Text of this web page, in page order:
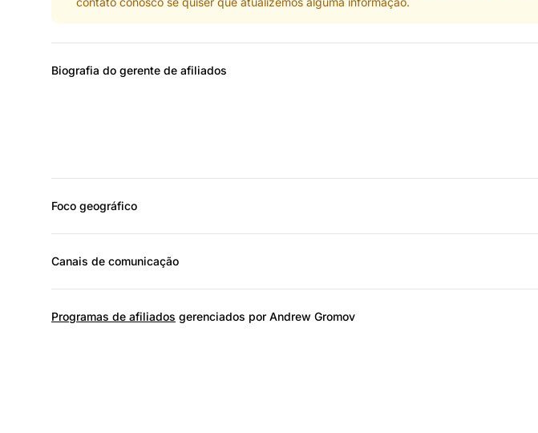
Biografia do gerente de afiliados
Foco geográfico
Canais de comunicação
Programas de afiliados gerenciados por Andrew Gromov